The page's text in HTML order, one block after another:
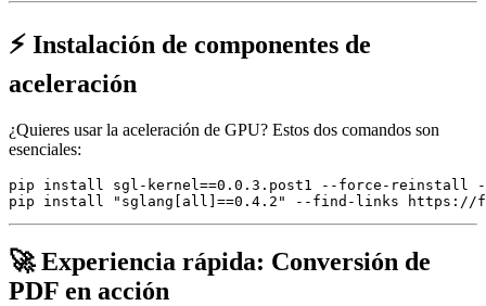
⚡ Instalación de componentes de
aceleración
¿Quieres usar la aceleración de GPU? Estos dos comandos son
esenciales:
pip install sgl-kernel==0.0.3.post1 --force-reinstall --
🚀 Experiencia rápida: Conversión de
PDF en acción